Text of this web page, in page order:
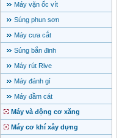
Máy vặn ốc vít
Súng phun sơn
Máy cưa cắt
Súng bắn đinh
Máy rút Rive
Máy đánh gỉ
Máy đầm cát
Máy và động cơ xăng
Máy cơ khí xây dựng